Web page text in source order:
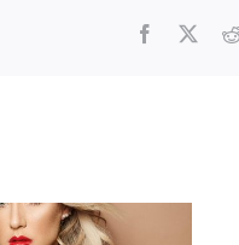
Facebook